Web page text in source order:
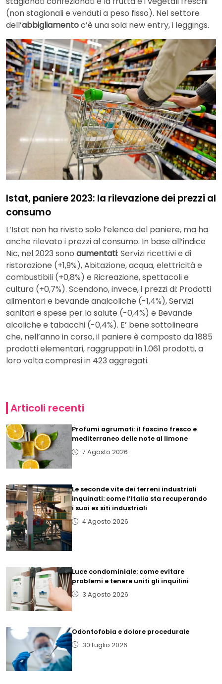
(non stagionali e venduti a peso fisso). Nel settore
dell’abbigliamentoc’è una sola new entry, i leggings.
Istat, paniere 2023: la rilevazione dei prezzi al
consumo
L’Istat non ha rivisto solo l’elenco del paniere, ma ha
anche rilevato i prezzi al consumo. In base all’indice
Nic, nel 2023 sono aumentati: Servizi ricettivi e di
ristorazione (+1,9%), Abitazione, acqua, elettricità e
combustibili (+0,8%) e Ricreazione, spettacoli e
cultura (+0,7%). Scendono, invece, i prezzi di: Prodotti
alimentari e bevande analcoliche (-1,4%), Servizi
sanitari e spese per la salute (-0,4%) e Bevande
alcoliche e tabacchi (-0,4%). E’ bene sottolineare
che, nell’anno in corso, il paniere è composto da 1885
prodotti elementari, raggruppati in 1.061 prodotti, a
loro volta compresi in 423 aggregati.
Articoli recenti
Profumi agrumati: il fascino fresco e
mediterraneo delle note al limone
7 Agosto 2026
Le seconde vite dei terreni industriali
inquinati: come l’Italia sta recuperando
i suoi ex siti industriali
4 Agosto 2026
Luce condominiale: come evitare
problemi e tenere uniti gli inquilini
3 Agosto 2026
Odontofobia e dolore procedurale
30 Luglio 2026